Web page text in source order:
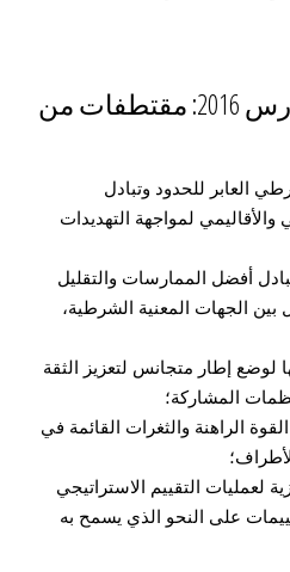
جولة الحوار في آذار/مارس 2016: مقتطفات من
العابر للحدود وتبادل
لمواجهة التهديدات
أفضل الممارسات والتقليل
بين الجهات المعنية الشرطية،
لوضع إطار متجانس لتعزيز الثقة
المشاركة؛
الراهنة والثغرات القائمة في
لعمليات التقييم الاستراتيجي
على النحو الذي يسمح به